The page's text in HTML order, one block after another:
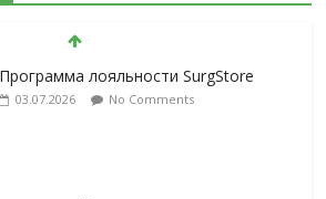
быть отверженным и